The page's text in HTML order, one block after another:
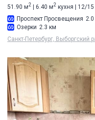
51.90 м2 | 6.40 м2 кухня | 12/
Проспект Просвещения
Озерки 2.3 км
Санкт-Петербург, Выборгский